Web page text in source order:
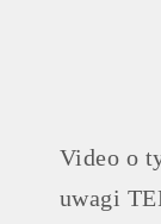
Video o
uwagi